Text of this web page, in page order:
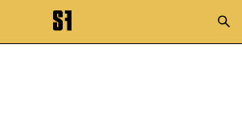
springen
springen